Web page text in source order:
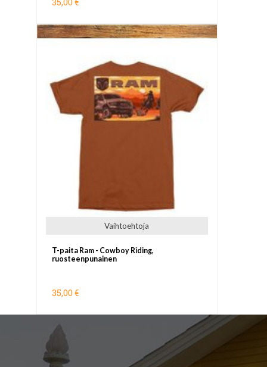
Vaihtoehtoja
T-paita Ram - Cowboy Riding,
ruosteenpunainen
35,00 €